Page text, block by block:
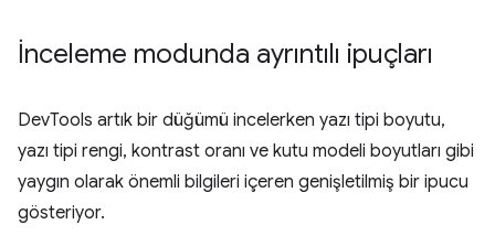
İnceleme modunda ayrıntılı ipuçları
DevTools artık bir düğümü incelerken yazı tipi boyutu,
yazı tipi rengi, kontrast oranı ve kutu modeli boyutları gibi
yaygın olarak önemli bilgileri içeren genişletilmiş bir ipucu
gösteriyor.